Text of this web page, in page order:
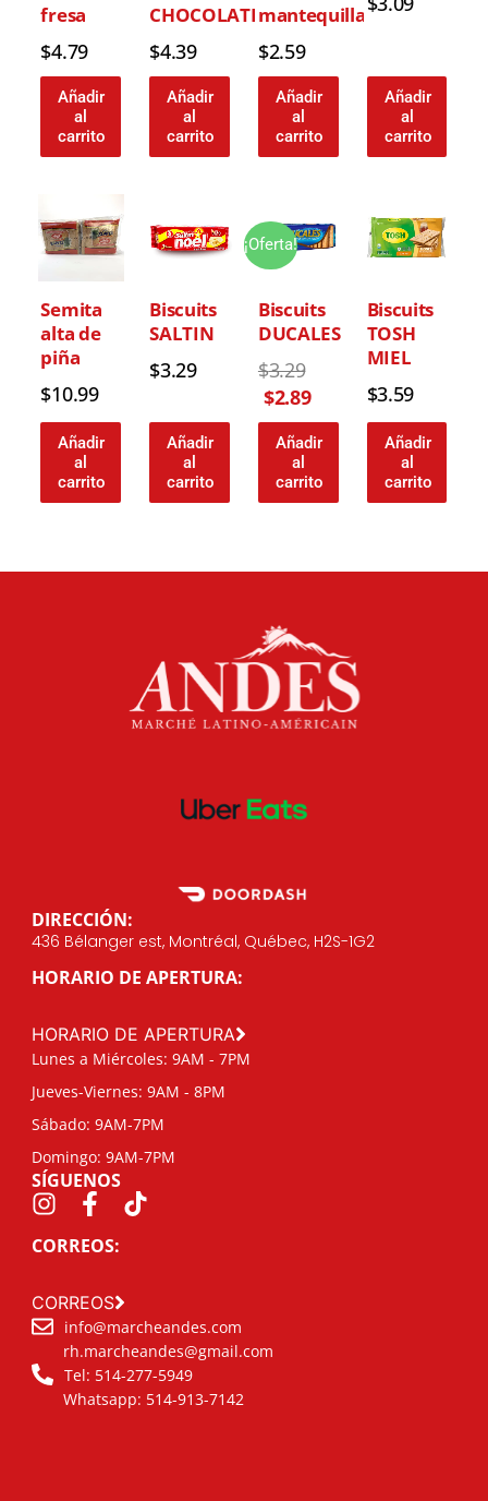
fresa
$4.79
Añadir
al
carrito
CHOCOLATE
$4.39
Añadir
al
carrito
mantequilla
$2.59
Añadir
al
carrito
Añadir
al
carrito
Semita
alta de
piña
$10.99
Añadir
al
carrito
Biscuits
SALTIN
$3.29
Añadir
al
carrito
¡Oferta!
Biscuits
DUCALES
$3.29
precio
original
$3.29.
$2.89
precio
$2.89.
Añadir
al
carrito
Biscuits
TOSH
MIEL
$3.59
Añadir
al
carrito
DIRECCIÓN:
436 Bélanger est, Montréal, Québec, H2S-1G2
HORARIO DE APERTURA:
HORARIO DE APERTURA
Lunes a Miércoles: 9AM - 7PM
Jueves-Viernes: 9AM - 8PM
Sábado: 9AM-7PM
Domingo: 9AM-7PM
SÍGUENOS
CORREOS:
CORREOS
info@marcheandes.com
rh.marcheandes@gmail.com
Tel: 514-277-5949
Whatsapp: 514-913-7142